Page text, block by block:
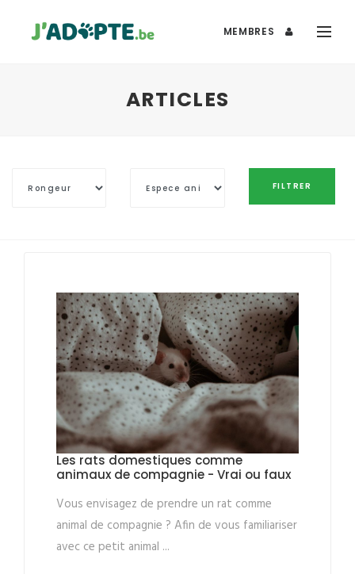
MEMBRES
ARTICLES
Les rats domestiques comme
animaux de compagnie - Vrai ou faux
Vous envisagez de prendre un rat comme
animal de compagnie ? Afin de vous familiariser
avec ce petit animal ...